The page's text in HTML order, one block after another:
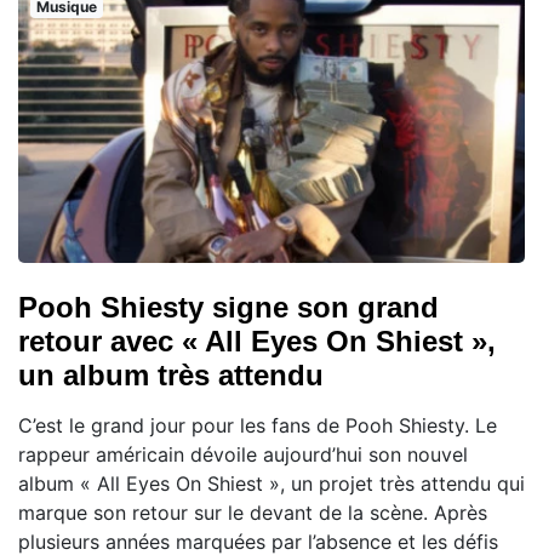
Musique
Pooh Shiesty signe son grand
retour avec « All Eyes On Shiest »,
un album très attendu
C’est le grand jour pour les fans de Pooh Shiesty. Le
rappeur américain dévoile aujourd’hui son nouvel
album « All Eyes On Shiest », un projet très attendu qui
marque son retour sur le devant de la scène. Après
plusieurs années marquées par l’absence et les défis